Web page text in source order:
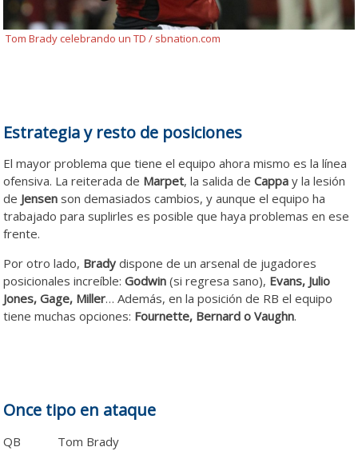
Tom Brady celebrando un TD / sbnation.com
Estrategia y resto de posiciones
El mayor problema que tiene el equipo ahora mismo es la línea
ofensiva. La reiterada de Marpet, la salida deCappa y la lesión
de Jensen son demasiados cambios, y aunque el equipo ha
trabajado para suplirles es posible que haya problemas en ese
frente.
Por otro lado, Brady dispone de un arsenal de jugadores
posicionales increíble:Godwin (si regresa sano), Evans, Julio
Jones, Gage, Miller… Además, en la posición de RB el equipo
tiene muchas opciones: Fournette, Bernard o Vaughn.
Once tipo en ataque
QB
Tom Brady